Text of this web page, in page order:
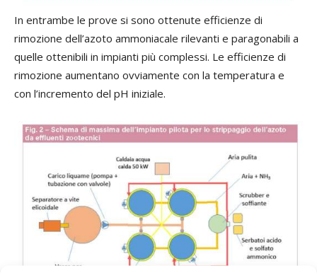
In entrambe le prove si sono ottenute efficienze di
rimozione dell’azoto ammoniacale rilevanti e paragonabili a
quelle ottenibili in impianti più complessi. Le efficienze di
rimozione aumentano ovviamente con la temperatura e
con l’incremento del pH iniziale.